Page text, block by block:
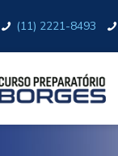
(11) 2221-8493